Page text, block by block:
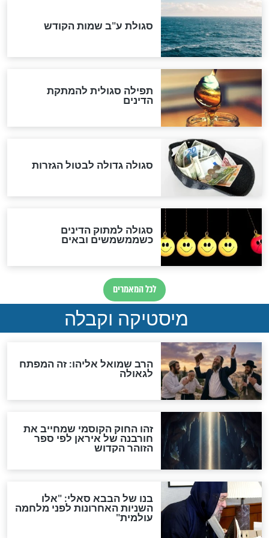
המסמך האבוד שנחשף
במרתפי מוסקבה: כתב היד
הנדיר של הרשב"ם התגלה
שורדת השואה שחוגגת 100:
"מודה לקב"ה על כל השנים"
לכל המאמרים
אחרית הימים
האם אפשר לחשב את הקץ?
מה יהיה בימות המשיח?
"לפני הגאולה תהיה אפיקורסות
והכחשה גדולה מאוד של
האמונה"